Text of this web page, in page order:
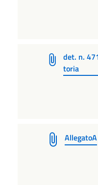
det. n.
toria
AllegatoA